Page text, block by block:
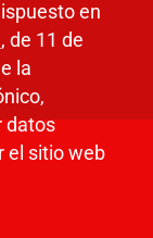
en
, de 11 de
la
datos
el sitio web